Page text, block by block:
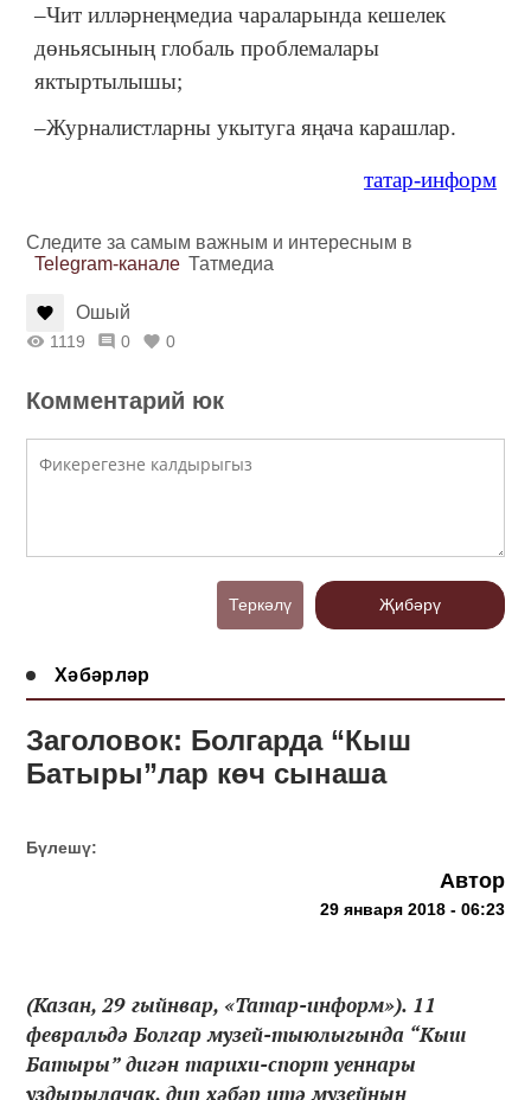
–Чит илләрнеңмедиа чараларында кешелек
дөньясының глобаль проблемалары
яктыртылышы;
–Журналистларны укытуга яңача карашлар.
татар-информ
Следите за самым важным и интересным в
Telegram-канале Татмедиа
Ошый
1119 0 0
Комментарий юк
Теркәлү Җибәрү
Хәбәрләр
Заголовок: Болгарда “Кыш
Батыры”лар көч сынаша
Бүлешү:
Автор
29 января 2018 - 06:23
(Казан, 29 гыйнвар, «Татар-информ»). 11
февральдә Болгар музей-тыюлыгында “Кыш
Батыры” дигән тарихи-спорт уеннары
уздырылачак, дип хәбәр итә музейның